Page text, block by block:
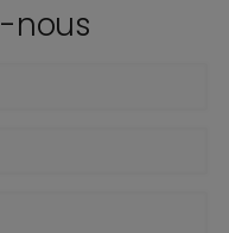
-nous